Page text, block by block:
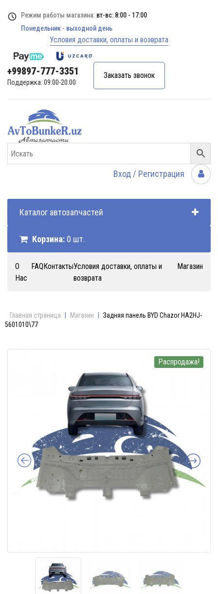
Режим работы магазина: вт-вс: 8:00 - 17:00
Понедельник - выходной день
Условия доставки, оплаты и возврата
+99897-777-3351
Поддержка: 09:00-20:00
Заказать звонок
Вход / Регистрация
Каталог автозапчастей
Корзина: 0 шт.
О
Нас
FAQКонтактыУсловия доставки, оплаты и
возврата
Магазин
Главная страница Магазин
Задняя панель BYD Chazor HA2HJ-
5601010\77
Распродажа!